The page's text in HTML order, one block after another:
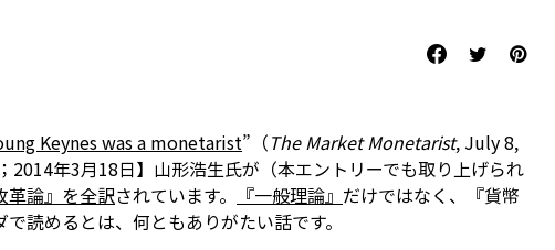
Keynes was a monetarist”（The Market Monetarist, July 8,
2014年3月18日】山形浩生氏が（本エントリーでも取り上げられ
革論』を全訳されています。 『一般理論』 だけではなく、『貨幣
読めるとは、何ともありがたい話です。